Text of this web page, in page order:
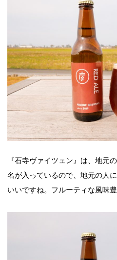
『石寺ヴァイツェン』は、地元
名が入っているので、地元の人
いいですね。フルーティな風味豊